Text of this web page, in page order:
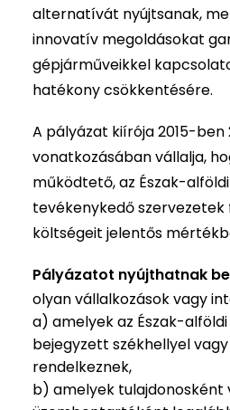
alternatívát nyújtsanak,
innovatív megoldásokat
gépjárműveikkel
hatékony csökkentésére.
A pályázat kiírója 2015-
vonatkozásában vállalja,
működtető, az Észak-
tevékenykedő
költségeit jelentős
Pályázatot nyújthatnak
olyan vállalkozások vagy
a) amelyek az Észak-
bejegyzett székhellyel
rendelkeznek,
b) amelyek tulajdonosként